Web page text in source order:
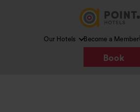
Our Hotels Become a Member
Book